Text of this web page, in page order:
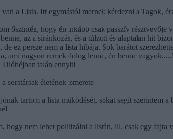
van a Lista. Itt egymástól mernek kérdezni a Tagok,
őszintén, hogy én inkább csak passzív
benne, az a siránkozás, és a túlzott és alaptalan hit
de ez persze nem a lista hibája. Sok barátot
ami nagyon remek dolog lenne, én benne
Dióhéjban talán ennyit!
sorstársak életének ismerete
tartom a lista működését, sokat segít szerintem
hogy nem lehet politizálni a listán, ill. csak egy fajta